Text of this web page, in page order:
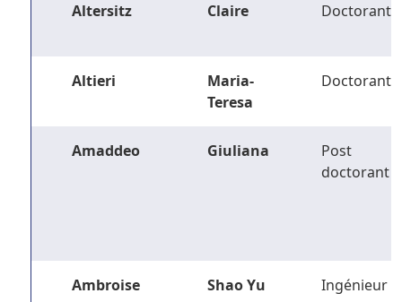
Altersitz Claire Doctorant
Altieri
Maria-
Teresa
Doctorant
Amaddeo Giuliana
Post
doctorant
Ambroise Shao Yu Ingénieur